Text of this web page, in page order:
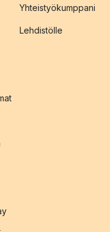
Yhteistyökumppani
Lehdistölle